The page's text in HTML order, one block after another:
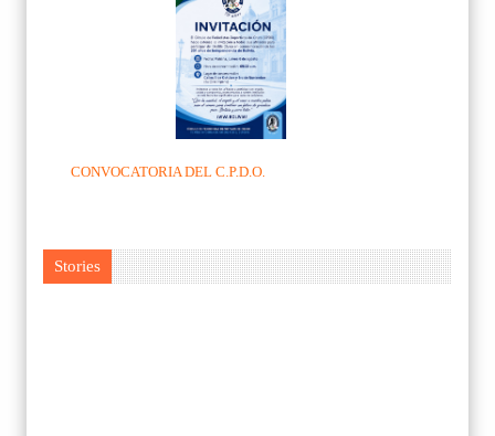
CONVOCATORIA DEL C.P.D.O.
Stories